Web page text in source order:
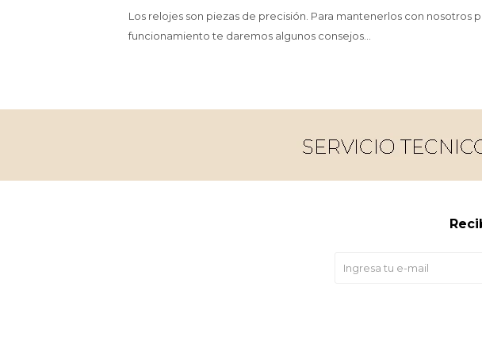
Los relojes son piezas de precisión. Para mantenerlos con
funcionamiento te daremos algunos consejos...